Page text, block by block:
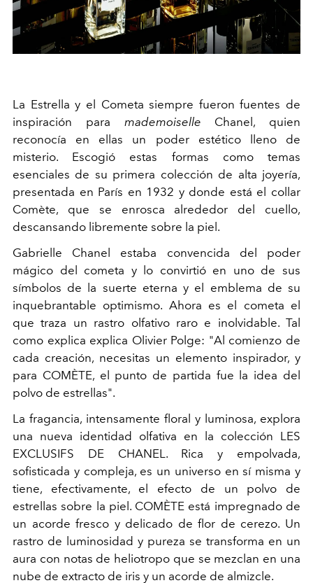
La Estrella y el Cometa siempre fueron fuentes de
inspiración para mademoiselle Chanel, quien
reconocía en ellas un poder estético lleno de
misterio. Escogió estas formas como temas
esenciales de su primera colección de alta joyería,
presentada en París en 1932 y donde está el collar
Comète, que se enrosca alrededor del cuello,
descansando libremente sobre la piel.
Gabrielle Chanel estaba convencida del poder
mágico del cometa y lo convirtió en uno de sus
símbolos de la suerte eterna y el emblema de su
inquebrantable optimismo. Ahora es el cometa el
que traza un rastro olfativo raro e inolvidable. Tal
como explica explica Olivier Polge: "Al comienzo de
cada creación, necesitas un elemento inspirador, y
para COMÈTE, el punto de partida fue la idea del
polvo de estrellas".
La fragancia, intensamente floral y luminosa, explora
una nueva identidad olfativa en la colección LES
EXCLUSIFS DE CHANEL. Rica y empolvada,
sofisticada y compleja, es un universo en sí misma y
tiene, efectivamente, el efecto de un polvo de
estrellas sobre la piel. COMÈTE está impregnado de
un acorde fresco y delicado de flor de cerezo. Un
rastro de luminosidad y pureza se transforma en un
aura con notas de heliotropo que se mezclan en una
nube de extracto de iris y un acorde de almizcle.